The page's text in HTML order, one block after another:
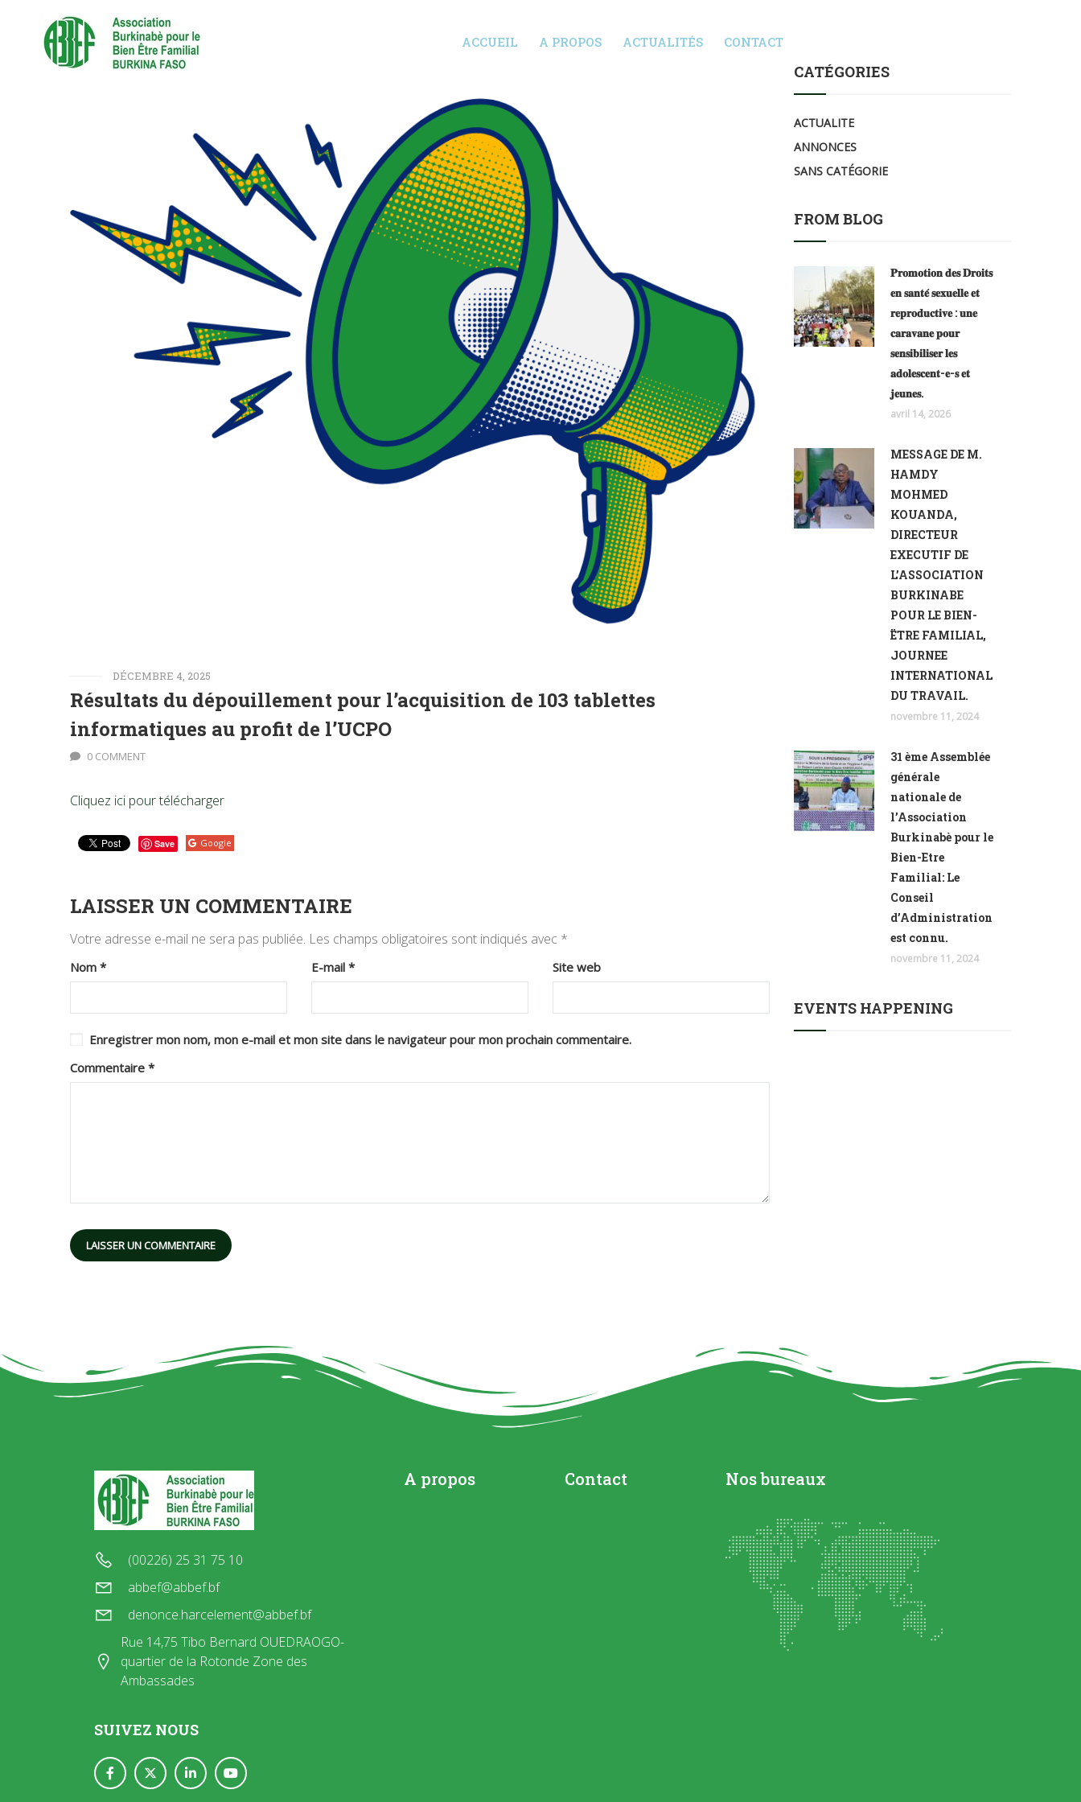
ACCUEIL A PROPOS ACTUALITÉS CONTACT
DÉCEMBRE 4, 2025
Résultats du dépouillement pour l’acquisition de 103 tablettes
informatiques au profit de l’UCPO
0 COMMENT
Cliquez ici pour télécharger
Google
Save
LAISSER UN COMMENTAIRE
Votre adresse e-mail ne sera pas publiée. Les champs obligatoires sont indiqués avec *
Nom * E-mail * Site web
Enregistrer mon nom, mon e-mail et mon site dans le navigateur pour mon prochain commentaire.
Commentaire *
CATÉGORIES
ACTUALITE
ANNONCES
SANS CATÉGORIE
FROM BLOG
𝐏𝐫𝐨𝐦𝐨𝐭𝐢𝐨𝐧 𝐝𝐞𝐬 𝐃𝐫𝐨𝐢𝐭𝐬
𝐞𝐧 𝐬𝐚𝐧𝐭𝐞́ 𝐬𝐞𝐱𝐮𝐞𝐥𝐥𝐞 𝐞𝐭
𝐫𝐞𝐩𝐫𝐨𝐝𝐮𝐜𝐭𝐢𝐯𝐞 : 𝐮𝐧𝐞
𝐜𝐚𝐫𝐚𝐯𝐚𝐧𝐞 𝐩𝐨𝐮𝐫
𝐬𝐞𝐧𝐬𝐢𝐛𝐢𝐥𝐢𝐬𝐞𝐫 𝐥𝐞𝐬
𝐚𝐝𝐨𝐥𝐞𝐬𝐜𝐞𝐧𝐭-𝐞-𝐬 𝐞𝐭
𝐣𝐞𝐮𝐧𝐞𝐬.
avril 14, 2026
MESSAGE DE M.
HAMDY
MOHMED
KOUANDA,
DIRECTEUR
EXECUTIF DE
L’ASSOCIATION
BURKINABE
POUR LE BIEN-
ËTRE FAMILIAL,
JOURNEE
INTERNATIONAL
DU TRAVAIL.
novembre 11, 2024
31 ème Assemblée
générale
nationale de
l’Association
Burkinabè pour le
Bien-Etre
Familial: Le
Conseil
d’Administration
est connu.
novembre 11, 2024
EVENTS HAPPENING
(00226) 25 31 75 10
abbef@abbef.bf
denonce.harcelement@abbef.bf
Rue 14,75 Tibo Bernard OUEDRAOGO-
quartier de la Rotonde Zone des
Ambassades
SUIVEZ NOUS
A propos Contact Nos bureaux